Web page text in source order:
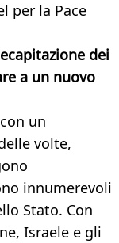
per la Pace
dei
a un nuovo
un
volte,
innumerevoli
Stato. Con
Israele e gli